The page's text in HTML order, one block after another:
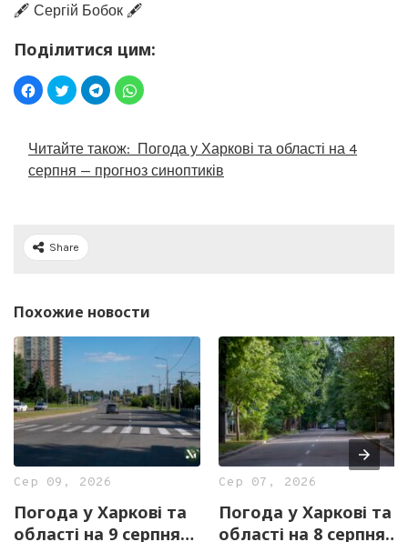
🖋️ Сергій Бобок 🖋️
Поділитися цим:
Читайте також: Погода у Харкові та області на 4
серпня — прогноз синоптиків
Share
Похожие новости
Сер 09, 2026
Погода у Харкові та
області на 9 серпня
Сер 07, 2026
Погода у Харкові та
області на 8 серпня